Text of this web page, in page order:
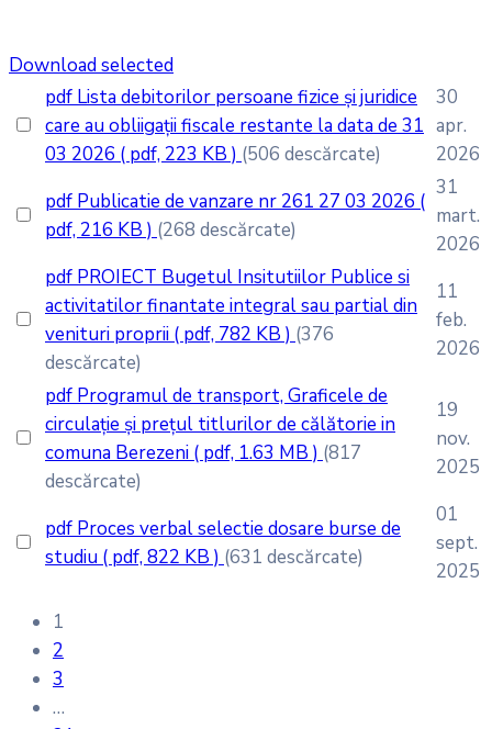
Download selected
pdf Lista debitorilor persoane fizice și juridice
care au obliigații fiscale restante la data de 31
03 2026 ( pdf, 223 KB ) (506 descărcate)
30
apr.
2026
pdf Publicatie de vanzare nr 261 27 03 2026 (
pdf, 216 KB ) (268 descărcate)
31
mart.
2026
pdf PROIECT Bugetul Insitutiilor Publice si
activitatilor finantate integral sau partial din
venituri proprii ( pdf, 782 KB ) (376
descărcate)
11
feb.
2026
pdf Programul de transport, Graficele de
circulație și prețul titlurilor de călătorie in
comuna Berezeni ( pdf, 1.63 MB ) (817
descărcate)
19
nov.
2025
pdf Proces verbal selectie dosare burse de
studiu ( pdf, 822 KB ) (631 descărcate)
01
sept.
2025
1
2
3
…